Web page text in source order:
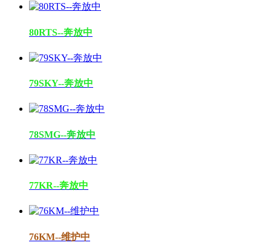
80RTS--奔放中
79SKY--奔放中
78SMG--奔放中
77KR--奔放中
76KM--维护中